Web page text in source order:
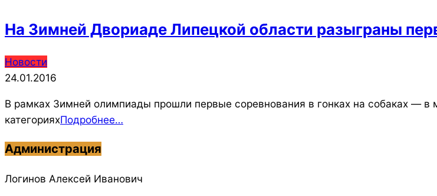
На Зимней Двориаде Липецкой области разыграны
2016-
01-
Новости
24.01.2016
В рамках Зимней олимпиады прошли первые соревнования в гонках на собаках —
категорияхПодробнее…
Администрация
Логинов Алексей Иванович